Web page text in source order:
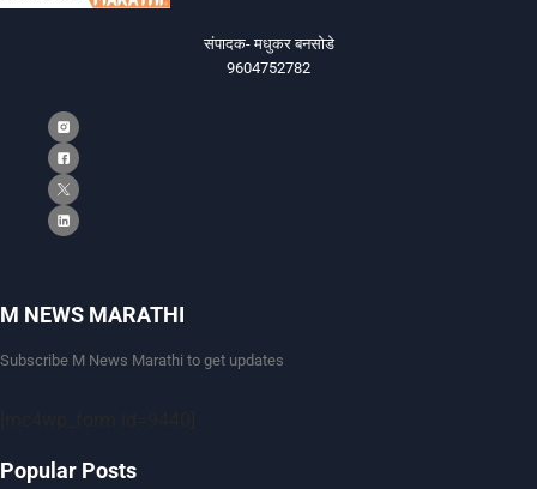
संपादक- मधुकर बनसोडे
9604752782
M NEWS MARATHI
Subscribe M News Marathi to get updates
Popular Posts